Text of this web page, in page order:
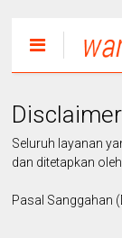
Disclaimer
Seluruh layanan
dan ditetapkan
Pasal Sanggahan